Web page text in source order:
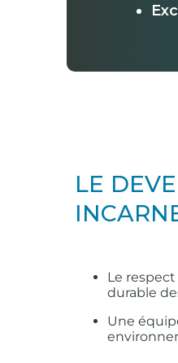
LE
Le
durable
Une